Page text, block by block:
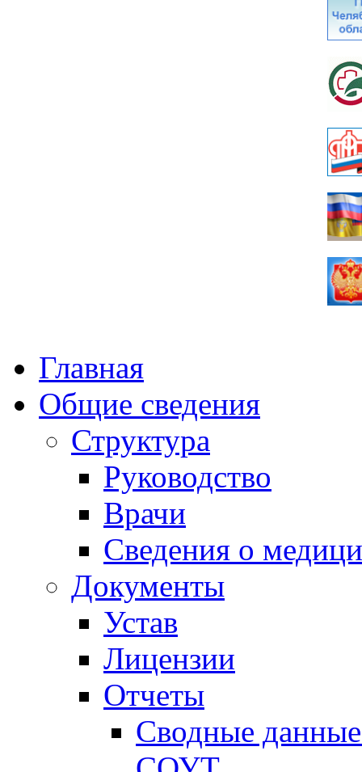
Главная
Общие сведения
Структура
Руководство
Врачи
Сведения о
Документы
Устав
Лицензии
Отчеты
Сводные данные